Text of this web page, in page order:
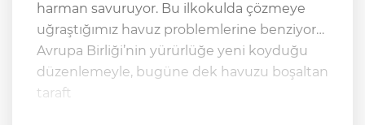
harman savuruyor. Bu ilkokulda çözmeye
uğraştığımız havuz problemlerine benziyor…
Avrupa Birliği’nin yürürlüğe yeni koyduğu
düzenlemeyle, bugüne dek havuzu boşaltan
taraft